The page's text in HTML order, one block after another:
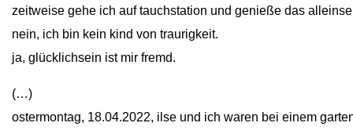
zeitweise gehe ich auf tauchstation und genieße das
nein, ich bin kein kind von traurigkeit.
ja, glücklichsein ist mir fremd.
(…)
ostermontag, 18.04.2022, ilse und ich waren bei einem